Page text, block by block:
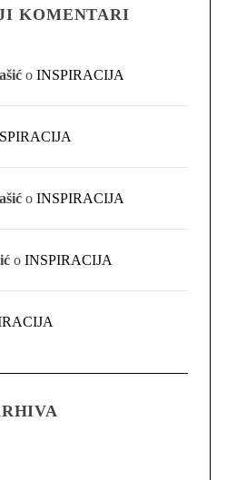
KOMENTARI
oINSPIRACIJA
oINSPIRACIJA
oINSPIRACIJA